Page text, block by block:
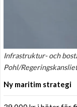
Infrastruktur- och
Pohl/Regeringskansliet
Ny maritim strategi